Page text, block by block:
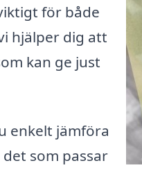
för både
hjälper dig att
kan ge just
enkelt jämföra
som passar